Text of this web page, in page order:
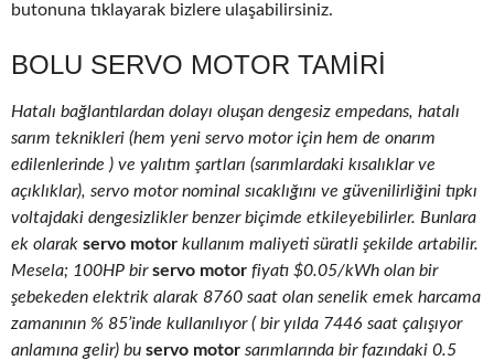
butonuna tıklayarak bizlere ulaşabilirsiniz.
BOLU SERVO MOTOR TAMIRI
Hatalı bağlantılardan dolayı oluşan dengesiz empedans, hatalı
sarım teknikleri (hem yeni servo motor için hem de onarım
edilenlerinde ) ve yalıtım şartları (sarımlardaki kısalıklar ve
açıklıklar), servo motor nominal sıcaklığını ve güvenilirliğini tıpkı
voltajdaki dengesizlikler benzer biçimde etkileyebilirler. Bunlara
ek olarak servo motor kullanım maliyeti süratli şekilde artabilir.
Mesela; 100HP birservo motor fiyatı $0.05/kWh olan bir
şebekeden elektrik alarak 8760 saat olan senelik emek harcama
zamanının % 85’inde kullanılıyor ( bir yılda 7446 saat çalışıyor
anlamına gelir) bu servo motor sarımlarında bir fazındaki 0.5